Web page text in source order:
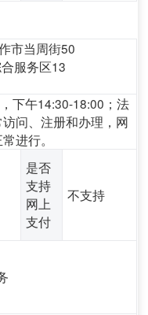
市当周街50
服务区13
下午14:30-18:00；法
问、注册和办理，网
进行。
是否
支持
网上
支付
不支持